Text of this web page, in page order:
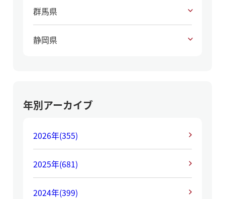
群馬県
静岡県
年別アーカイブ
2026年(355)
2025年(681)
2024年(399)